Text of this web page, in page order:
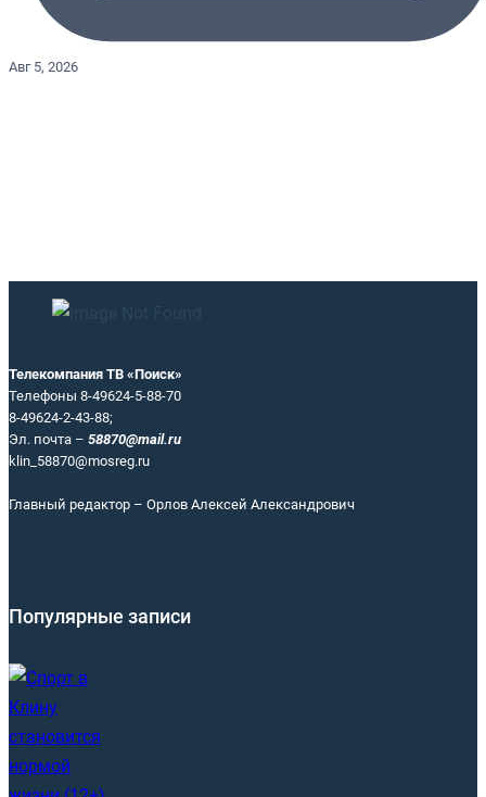
Авг 5, 2026
Телекомпания ТВ «Поиск»
Телефоны 8-49624-5-88-70
8-49624-2-43-88;
Эл. почта – 58870@mail.ru
klin_58870@mosreg.ru
Главный редактор – Орлов Алексей Александрович
Популярные записи